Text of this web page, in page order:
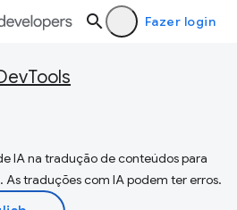
Fazer login
IA na tradução de conteúdos para
traduções com IA podem ter erros.